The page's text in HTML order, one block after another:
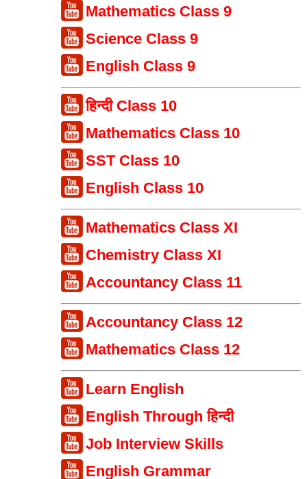
Mathematics Class 9
Science Class 9
English Class 9
हिन्दी Class 10
Mathematics Class 10
SST Class 10
English Class 10
Mathematics Class XI
Chemistry Class XI
Accountancy Class 11
Accountancy Class 12
Mathematics Class 12
Learn English
English Through हिन्दी
Job Interview Skills
English Grammar